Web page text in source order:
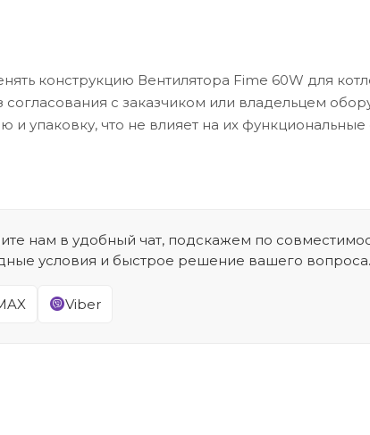
конструкцию Вентилятора Fime 60W для
согласования с заказчиком или владельцем
упаковку, что не влияет на их функциональные
нам в удобный чат, подскажем по
условия и быстрое решение вашего вопроса.
Viber